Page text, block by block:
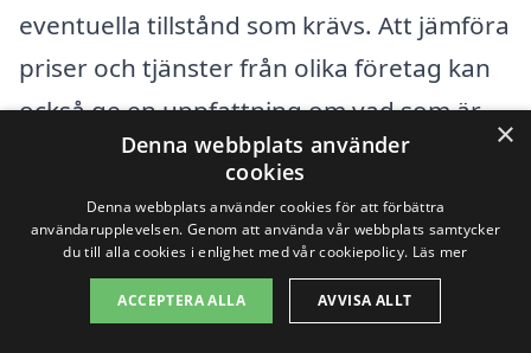
eventuella tillstånd som krävs. Att jämföra
priser och tjänster från olika företag kan
också ge en uppfattning om vad som är
rimligt i området. Genom att använda
plattformar som solceller-kostnad.se kan
du enkelt få flera offerter från
kvalificerade installatörer i din närhet.
Detta gör det möjligt att hitta det mest
×
Denna webbplats använder
cookies
Denna webbplats använder cookies för att förbättra
användarupplevelsen. Genom att använda vår webbplats samtycker
du till alla cookies i enlighet med vår cookiepolicy. Läs mer
ACCEPTERA ALLA AVVISA ALLT